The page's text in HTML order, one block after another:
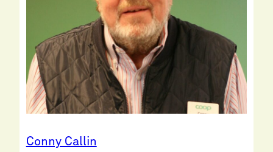
Conny Callin